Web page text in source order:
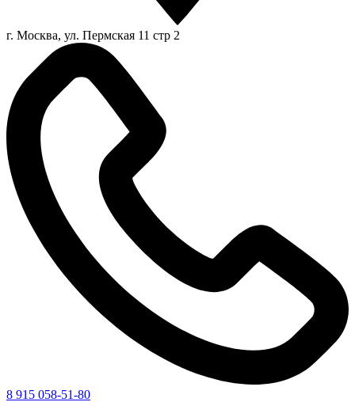
г. Москва, ул. Пермская 11 стр 2
8 915 058-51-80